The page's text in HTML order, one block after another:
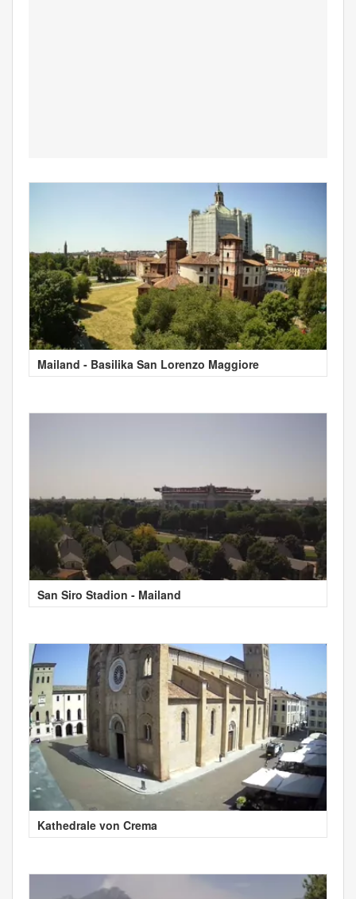
Mailand - Basilika San Lorenzo Maggiore
San Siro Stadion - Mailand
Kathedrale von Crema